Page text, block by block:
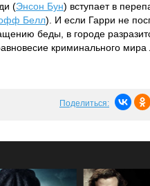
(Энсон Бун) вступает в
Белл). И если Гарри не
беды, в городе
криминального
Поделиться: